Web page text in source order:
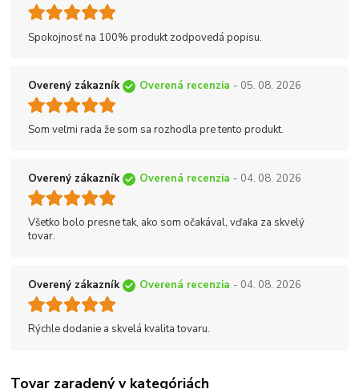
Spokojnosť na 100% produkt zodpovedá popisu.
Overený zákazník Overená recenzia - 05. 08. 2026
Som veľmi rada že som sa rozhodla pre tento produkt.
Overený zákazník Overená recenzia - 04. 08. 2026
Všetko bolo presne tak, ako som očakával, vďaka za skvelý
tovar.
Overený zákazník Overená recenzia - 04. 08. 2026
Rýchle dodanie a skvelá kvalita tovaru.
Tovar zaradený v kategóriách